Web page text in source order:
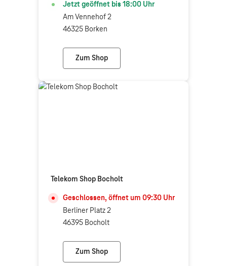
Jetzt geöffnet bis 18:00 Uhr
Am Vennehof 2
46325 Borken
Zum Shop
Telekom Shop Borken
Telekom Shop Bocholt
Geschlossen, öffnet um 09:30 Uhr
Berliner Platz 2
46395 Bocholt
Zum Shop
Telekom Shop Bocholt